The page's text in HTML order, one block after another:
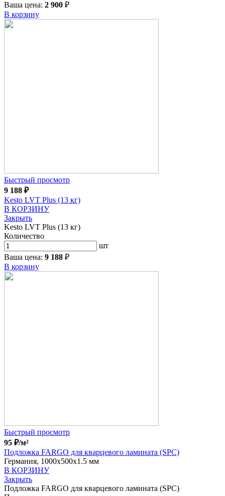
Ваша цена: 2 900 ₽
В корзину
Быстрый просмотр
9 188 ₽
Kesto LVT Plus (13 кг)
В КОРЗИНУ
Закрыть
Kesto LVT Plus (13 кг)
Количество
шт
Ваша цена: 9 188 ₽
В корзину
Быстрый просмотр
95 ₽/м²
Подложка FARGO для кварцевого ламината (SPC)
Германия, 1000x500x1.5 мм
В КОРЗИНУ
Закрыть
Подложка FARGO для кварцевого ламината (SPC)